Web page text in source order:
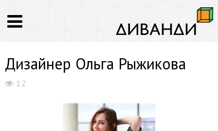
Дизайнер Ольга Рыжикова
12